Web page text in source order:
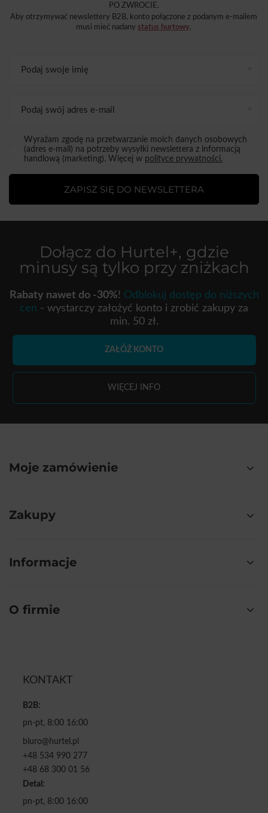
PO ZWROCIE.
Aby otrzymywać newslettery B2B, konto połączone z podanym e-mailem
musi mieć nadany status hurtowy.
Podaj swoje imię
Podaj swój adres e-mail
Wyrażam zgodę na przetwarzanie moich danych osobowych
(adres e-mail) na potrzeby wysyłki newslettera z informacją
handlową (marketing). Więcej w polityce prywatności.
ZAPISZ SIĘ DO NEWSLETTERA
Dołącz do Hurtel+, gdzie
minusy są tylko przy zniżkach
Rabaty nawet do -30%! Odblokuj dostęp do niższych
cen - wystarczy założyć konto i zrobić zakupy za
min. 50 zł.
ZAŁÓŻ KONTO
WIĘCEJ INFO
Moje zamówienie
Zakupy
Informacje
O firmie
KONTAKT
B2B:
pn-pt, 8:00 16:00
biuro@hurtel.pl
+48 534 990 277
+48 68 300 01 56
Detal:
pn-pt, 8:00 16:00